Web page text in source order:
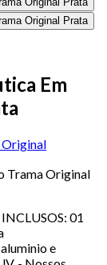
Em
Original
Trama Original
01
e